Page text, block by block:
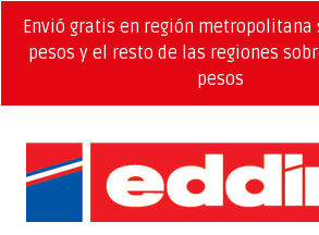
Envió gratis en región metropolitana
pesos y el resto de las regiones
pesos